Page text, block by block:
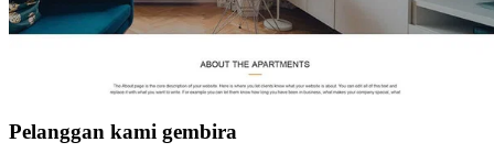
Pelanggan kami gembira